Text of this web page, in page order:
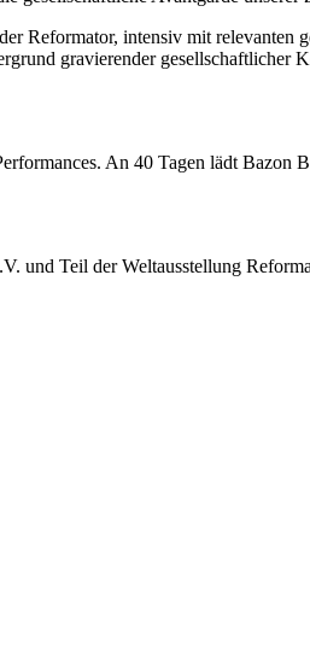
Reformator, intensiv mit relevanten
gravierender gesellschaftlicher
An 40 Tagen lädt Bazon
und Teil der Weltausstellung